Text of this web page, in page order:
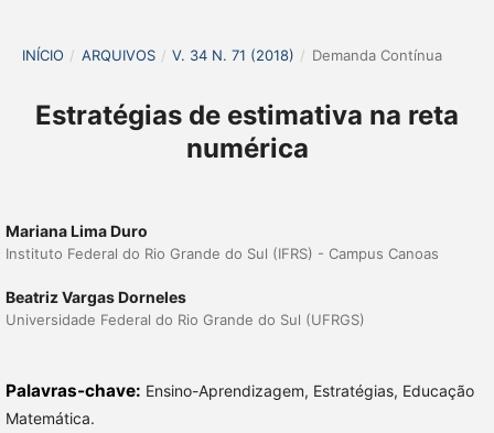
INÍCIO / ARQUIVOS / V. 34 N. 71 (2018) / Demanda Contínua
Estratégias de estimativa na reta
numérica
Mariana Lima Duro
Instituto Federal do Rio Grande do Sul (IFRS) - Campus Canoas
Beatriz Vargas Dorneles
Universidade Federal do Rio Grande do Sul (UFRGS)
Palavras-chave: Ensino-Aprendizagem, Estratégias, Educação
Matemática.